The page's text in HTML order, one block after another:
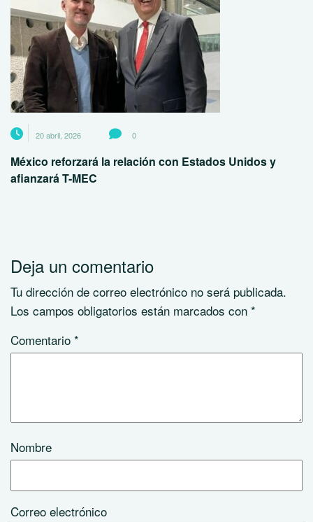
20 abril, 2026 0
México reforzará la relación con Estados Unidos y
afianzará T-MEC
Deja un comentario
Tu dirección de correo electrónico no será publicada.
Los campos obligatorios están marcados con *
Comentario *
Nombre
Correo electrónico